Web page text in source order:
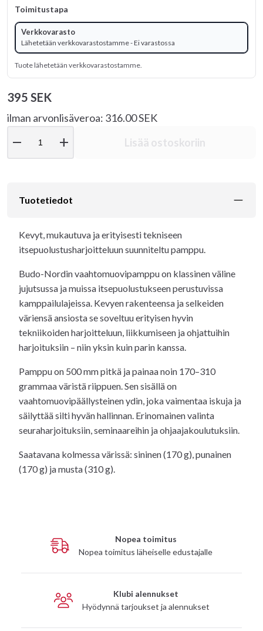
Toimitustapa
Verkkovarasto
Lähetetään verkkovarastostamme - Ei varastossa
Tuote lähetetään verkkovarastostamme.
395 SEK
ilman arvonlisäveroa: 316.00 SEK
remove add Lisää ostoskoriin
Tuotetiedot
Kevyt, mukautuva ja erityisesti tekniseen
itsepuolustusharjoitteluun suunniteltu pamppu.
Budo-Nordin vaahtomuovipamppu on klassinen väline
jujutsussa ja muissa itsepuolustukseen perustuvissa
kamppailulajeissa. Kevyen rakenteensa ja selkeiden
väriensä ansiosta se soveltuu erityisen hyvin
tekniikoiden harjoitteluun, liikkumiseen ja ohjattuihin
harjoituksiin – niin yksin kuin parin kanssa.
Pamppu on 500 mm pitkä ja painaa noin 170–310
grammaa väristä riippuen. Sen sisällä on
vaahtomuovipäällysteinen ydin, joka vaimentaa iskuja ja
säilyttää silti hyvän hallinnan. Erinomainen valinta
seuraharjoituksiin, seminaareihin ja ohjaajakoulutuksiin.
Saatavana kolmessa värissä: sininen (170 g), punainen
(170 g) ja musta (310 g).
Nopea toimitus
Nopea toimitus läheiselle edustajalle
Klubi alennukset
Hyödynnä tarjoukset ja alennukset